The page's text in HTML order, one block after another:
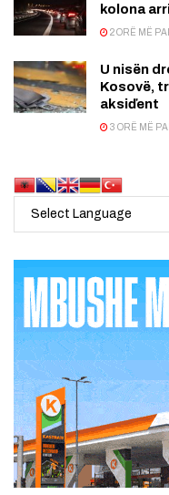
kolona
2 ORË MË
U nisën
Kosovë,
aksiďent
3 ORË MË